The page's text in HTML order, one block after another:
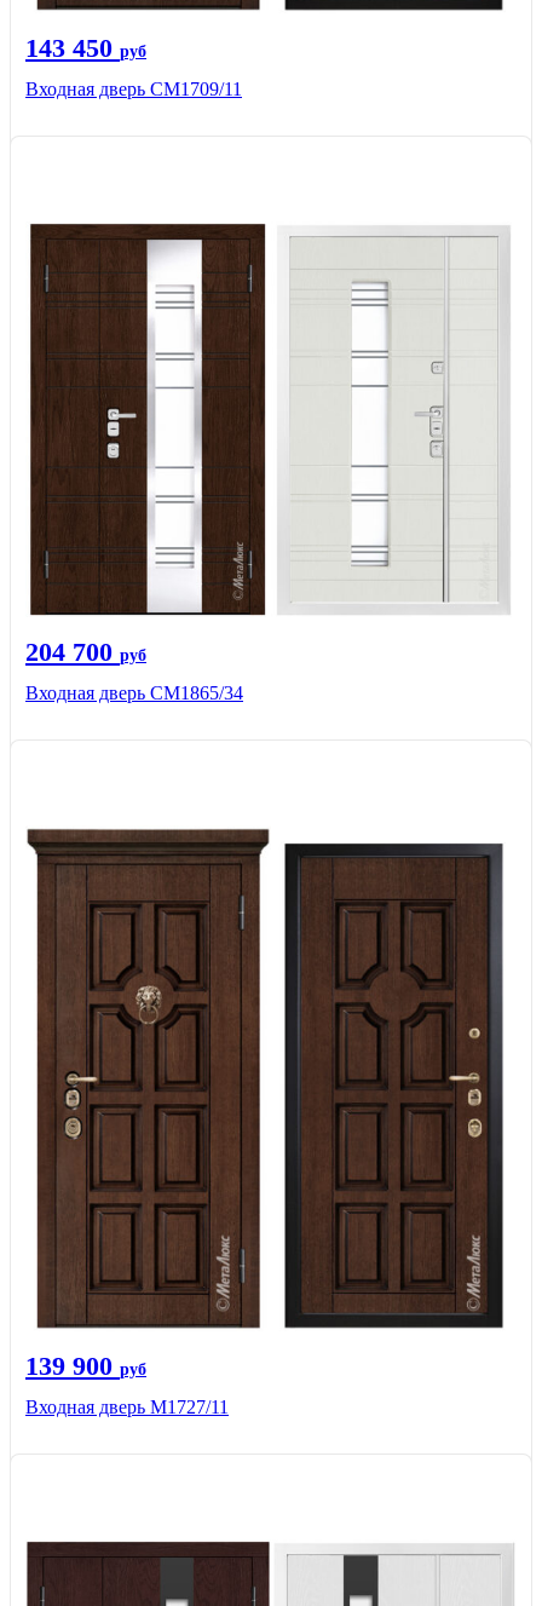
143 450 руб
Входная дверь CМ1709/11
204 700 руб
Входная дверь СМ1865/34
139 900 руб
Входная дверь М1727/11